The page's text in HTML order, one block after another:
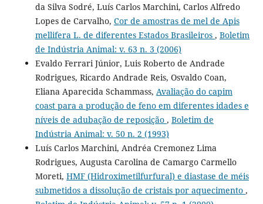
da Silva Sodré, Luís Carlos Marchini, Carlos Alfredo
Lopes de Carvalho, Cor de amostras de mel de Apis
mellifera L. de diferentes Estados Brasileiros , Boletim
de Indústria Animal: v. 63 n. 3 (2006)
Evaldo Ferrari Júnior, Luis Roberto de Andrade
Rodrigues, Ricardo Andrade Reis, Osvaldo Coan,
Eliana Aparecida Schammass, Avaliação do capim
coast para a produção de feno em diferentes idades e
níveis de adubação de reposição , Boletim de
Indústria Animal: v. 50 n. 2 (1993)
Luís Carlos Marchini, Andréa Cremonez Lima
Rodrigues, Augusta Carolina de Camargo Carmello
Moreti, HMF (Hidroximetilfurfural) e diastase de méis
submetidos a dissolução de cristais por aquecimento ,